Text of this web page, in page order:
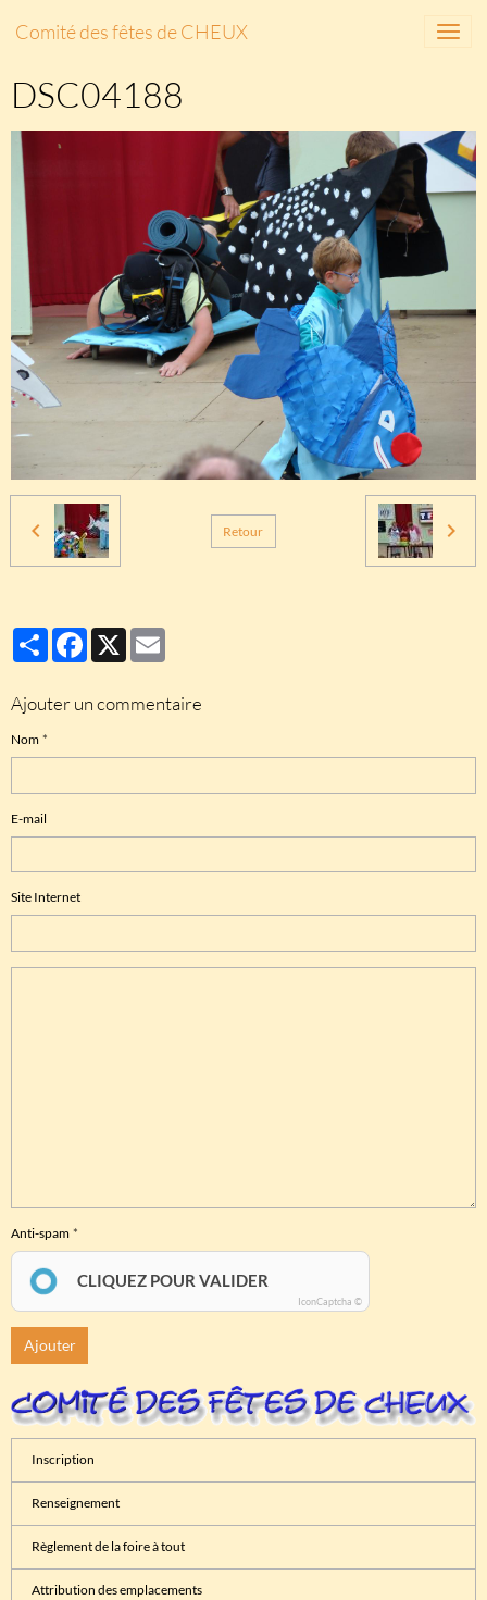
Comité des fêtes de CHEUX
DSC04188
Retour
PartagerFacebook
X
Ajouter un commentaire
Nom
E-mail
Site Internet
Anti-spam
CLIQUEZ POUR VALIDER
IconCaptcha ©
Ajouter
Inscription
Renseignement
Règlement de la foire à tout
Attribution des emplacements